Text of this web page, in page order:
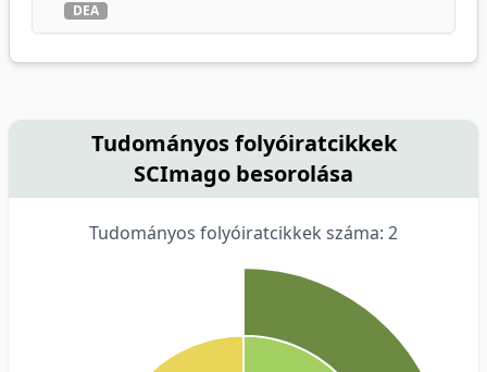
DEA
Tudományos folyóiratcikkek
SCImago besorolása
Tudományos folyóiratcikkek száma: 2